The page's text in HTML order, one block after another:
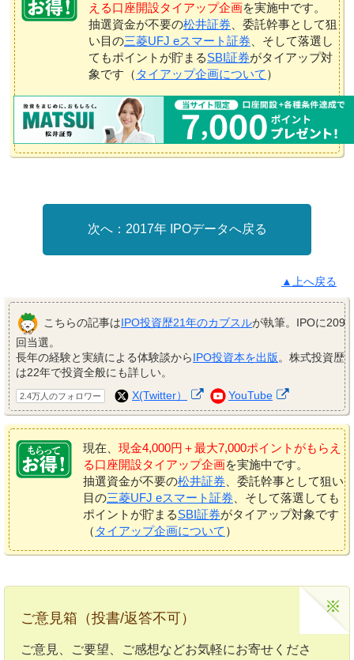
える口座開設タイアップ企画を実施中です。
抽選資金が不要の松井証券 、委託幹事として狙
い目の三菱UFJ eスマート証券 、そして落選し
てもポイントが貯まるSBI証券がタイアップ対
象です（ タイアップ企画について ）
2017年 IPOデータへ戻る
▲上へ戻る
こちらの記事はIPO投資歴21年のカブスルが執筆。IPOに209
回当選。
長年の経験と実績による体験談からIPO投資本を出版。株式投資歴
は22年で投資全般にも詳しい。
2.4万人のフォロワー X(Twitter） YouTube
現在、 現金4,000円＋最大7,000ポイントがもらえ
る口座開設タイアップ企画を実施中です。
抽選資金が不要の松井証券 、委託幹事として狙い
目の三菱UFJ eスマート証券 、そして落選しても
ポイントが貯まるSBI証券がタイアップ対象です
（ タイアップ企画について ）
ご意見箱（投書/返答不可）
ご意見、ご要望、ご感想などお気軽にお寄せくださ